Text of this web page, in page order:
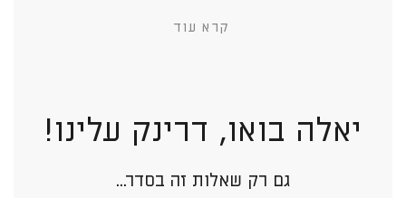
קרא עוד
יאלה בואו, דרינק עלינו!
גם רק שאלות זה בסדר...